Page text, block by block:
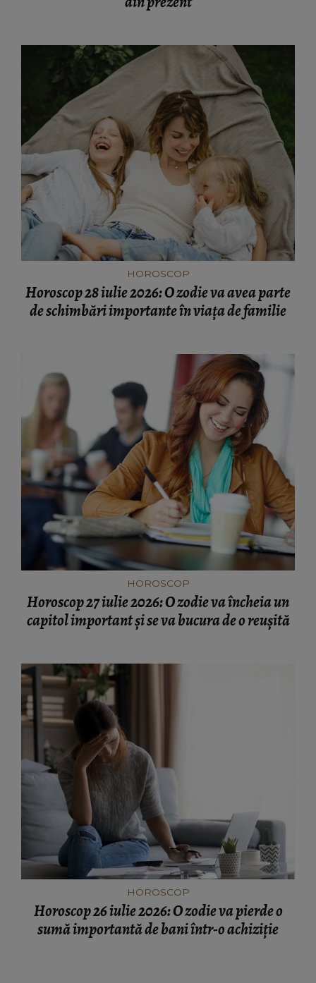
HOROSCOP
Horoscop 28 iulie 2026: O zodie va avea parte
de schimbări importante în viața de familie
HOROSCOP
Horoscop 27 iulie 2026: O zodie va încheia un
capitol important și se va bucura de o reușită
HOROSCOP
Horoscop 26 iulie 2026: O zodie va pierde o
sumă importantă de bani într-o achiziție